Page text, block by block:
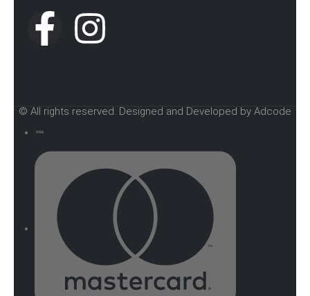
© All rights reserved. Designed and Developed by Adcode